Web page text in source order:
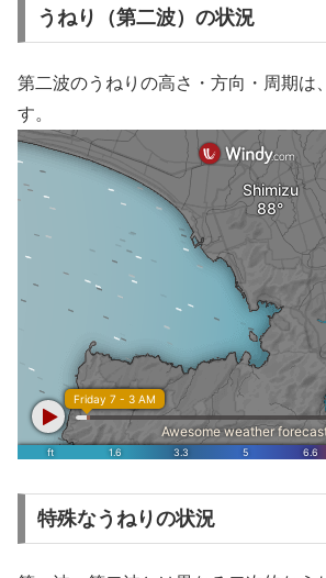
うねり（第二波）の状況
第二波のうねりの高さ・方向・周期は
す。
特殊なうねりの状況